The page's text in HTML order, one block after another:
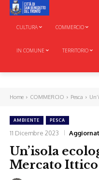
CULTURA COMMERCIO
IN COMUNE TERRITORIO
Home COMMERCIO Pesca
AMBIENTE PESCA
11 Dicembre 2023
Un’isola
Mercato Ittico